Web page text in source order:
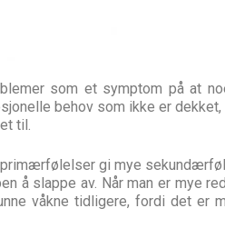
som et symptom på at
behov som ikke er
til.
gi mye
å slappe av. Når man er mye
våkne tidligere, fordi det er